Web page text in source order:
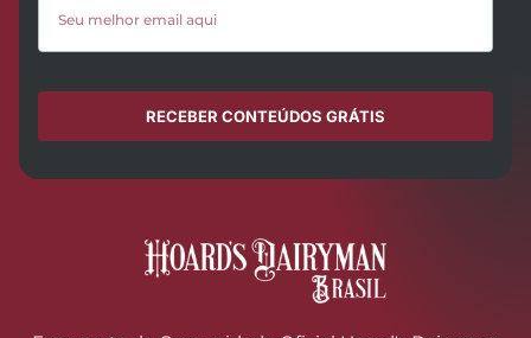
RECEBER CONTEÚDOS GRÁTIS